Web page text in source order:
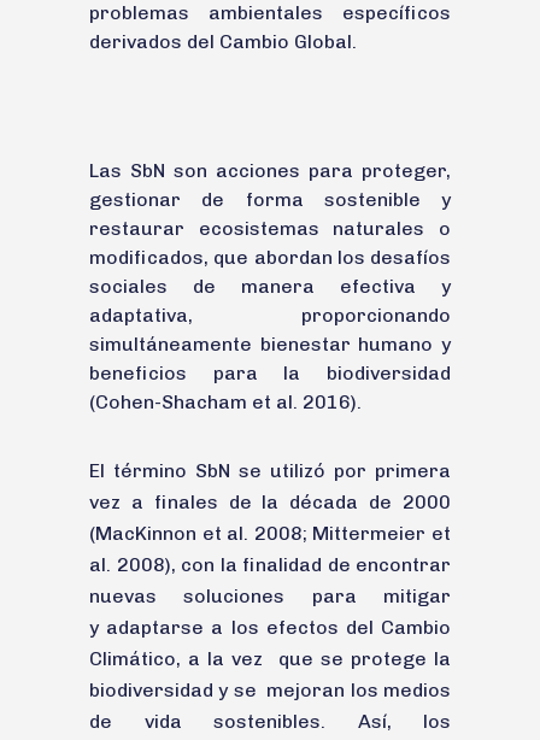
problemas ambientales específicos
derivados del Cambio Global.
Las SbN son acciones para proteger,
gestionar de forma sostenible y
restaurar ecosistemas naturales o
modificados, que abordan los desafíos
sociales de manera efectiva y
adaptativa, proporcionando
simultáneamente bienestar humano y
beneficios para la biodiversidad
(Cohen-Shacham et al. 2016).
El término SbN se utilizó por primera
vez a finales de la década de 2000
(MacKinnon et al. 2008; Mittermeier et
al. 2008), con la finalidad de encontrar
nuevas soluciones para mitigar
y adaptarse a los efectos del Cambio
Climático, a la vez que se protege la
biodiversidad y se mejoran los medios
de vida sostenibles. Así, los